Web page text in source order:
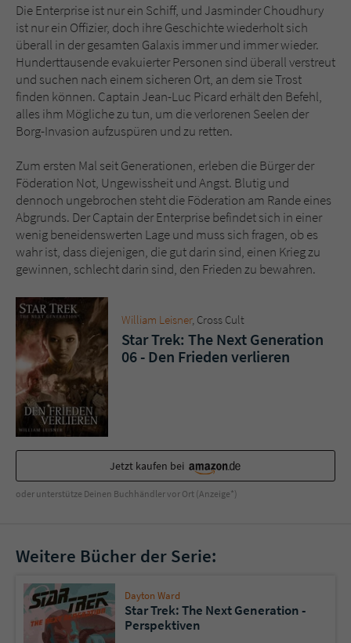
Die Enterprise ist nur ein Schiff, und Jasminder Choudhury
ist nur ein Offizier, doch ihre Geschichte wiederholt sich
überall in der gesamten Galaxis immer und immer wieder.
Hunderttausende evakuierter Personen sind überall verstreut
und suchen nach einem sicheren Ort, an dem sie Trost
finden können. Captain Jean-Luc Picard erhält den Befehl,
alles ihm Mögliche zu tun, um die verlorenen Seelen der
Borg-Invasion aufzuspüren und zu retten.
Zum ersten Mal seit Generationen, erleben die Bürger der
Föderation Not, Ungewissheit und Angst. Blutig und
dennoch ungebrochen steht die Föderation am Rande eines
Abgrunds. Der Captain der Enterprise befindet sich in einer
wenig beneidenswerten Lage und muss sich fragen, ob es
wahr ist, dass diejenigen, die gut darin sind, einen Krieg zu
gewinnen, schlecht darin sind, den Frieden zu bewahren.
William Leisner, Cross Cult
Star Trek: The Next Generation
06 - Den Frieden verlieren
Jetzt kaufen bei
oder unterstütze Deinen Buchhändler vor Ort (Anzeige*)
Weitere Bücher der Serie:
Dayton Ward
Star Trek: The Next Generation -
Perspektiven
Zweck
Kommunikation der Webseite mit dem
Benutzer. Es wird benötigt um z. B. den
Sicherheitscode des Kontaktformulars zu
überprüfen.